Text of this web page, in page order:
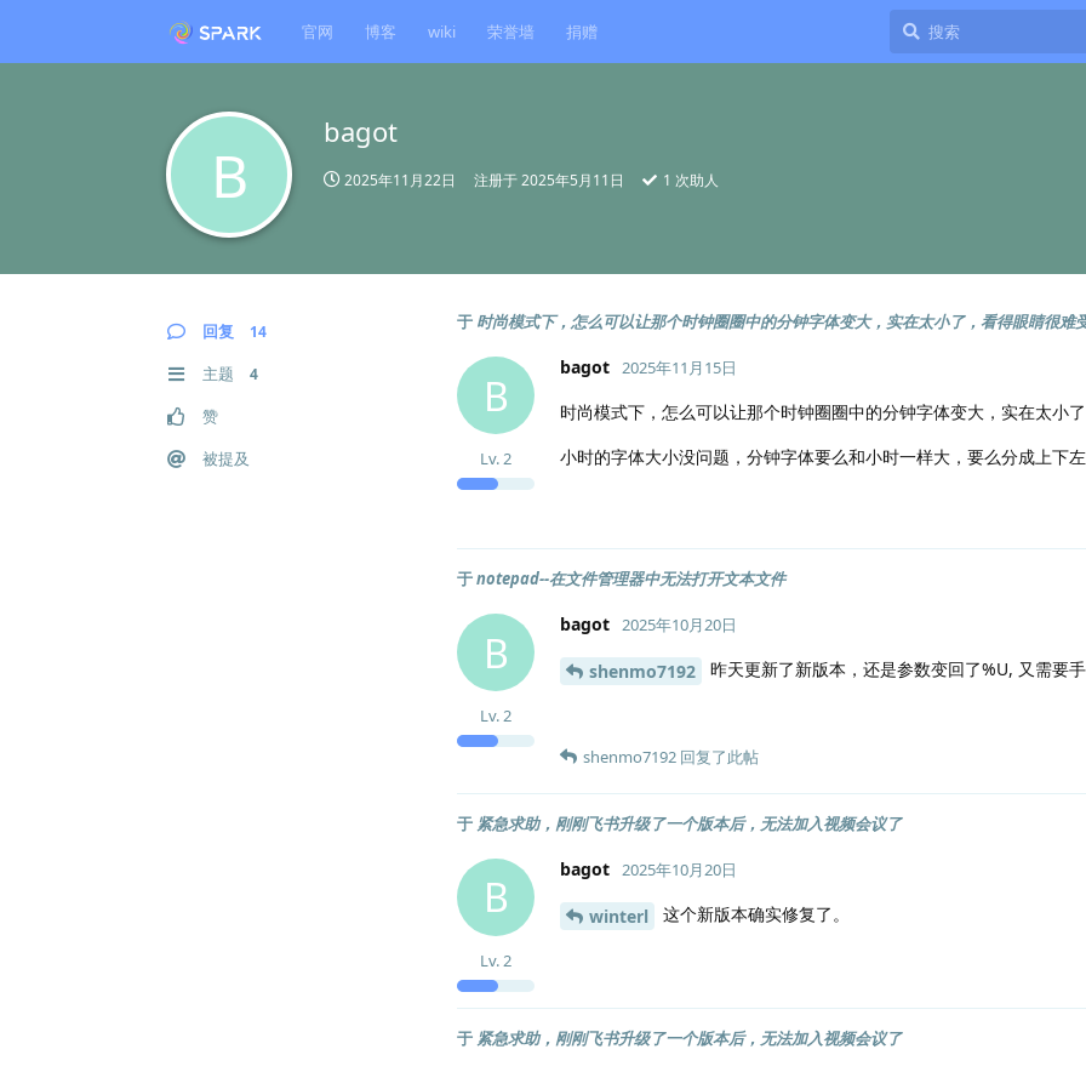
官网 博客 wiki 荣誉墙 捐赠
B
bagot
2025年11月22日 注册于2025年5月11日 1 次助人
回复 14
主题 4
赞
被提及
于 时尚模式下，怎么可以让那个时钟圈圈中的分钟字体变大，实在太小了，看得眼睛很难
B
bagot
Lv.2
2025年11月15日
时尚模式下，怎么可以让那个时钟圈圈中的分钟字体变大，实在太小
小时的字体大小没问题，分钟字体要么和小时一样大，要么分成上下
于notepad--在文件管理器中无法打开文本文件
B
bagot
Lv.2
2025年10月20日
shenmo7192 昨天更新了新版本，还是参数变回了%U, 又需要
shenmo7192 回复了此帖
于 紧急求助，刚刚飞书升级了一个版本后，无法加入视频会议了
B
bagot
Lv.2
2025年10月20日
winterl 这个新版本确实修复了。
于 紧急求助，刚刚飞书升级了一个版本后，无法加入视频会议了